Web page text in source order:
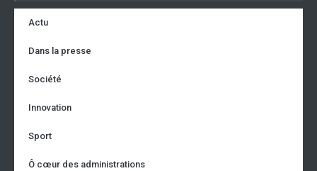
Actu
Dans la presse
Société
Innovation
Sport
Ô cœur des administrations